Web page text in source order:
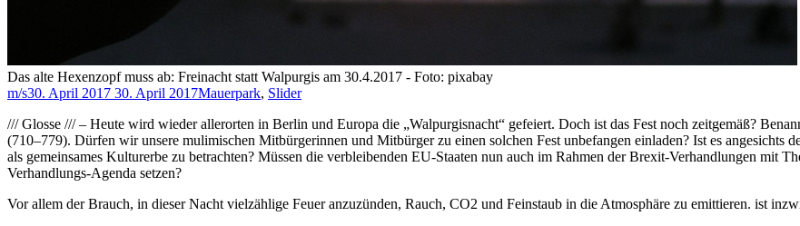
Das alte Hexenzopf muss ab: Freinacht statt Walpurgis am 30.4.2017 - Foto: pixabay
m/s30. April 2017 30. April 2017Mauerpark, Slider
/// Glosse /// – Heute wird wieder allerorten in Berlin und Europa die „Walpurgisnacht“ gefeiert. Doch ist das Fest noch zeitgemäß?
(710–779). Dürfen wir unsere mulimischen Mitbürgerinnen und Mitbürger zu einen solchen Fest unbefangen einladen? Ist es
als gemeinsames Kulturerbe zu betrachten? Müssen die verbleibenden EU-Staaten nun auch im Rahmen der Brexit-Verhandlungen mit
Verhandlungs-Agenda setzen?
Vor allem der Brauch, in dieser Nacht vielzählige Feuer anzuzünden, Rauch, CO2 und Feinstaub in die Atmosphäre zu emittieren. ist